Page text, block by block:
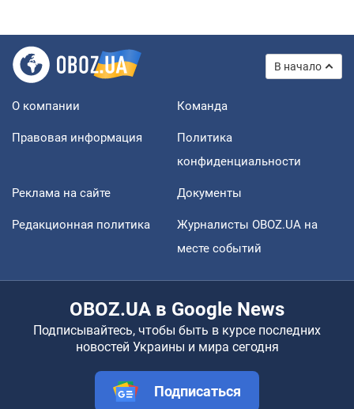
В начало
О компании Команда
Правовая информация
Политика
конфиденциальности
Реклама на сайте Документы
Редакционная политика
Журналисты OBOZ.UA на
месте событий
OBOZ.UA в Google News
Подписывайтесь, чтобы быть в курсе последних
новостей Украины и мира сегодня
Подписаться